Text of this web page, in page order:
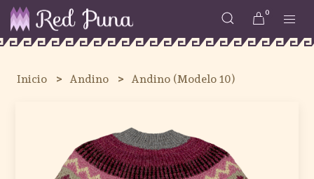
0
Inicio Andino Andino (Modelo 10)